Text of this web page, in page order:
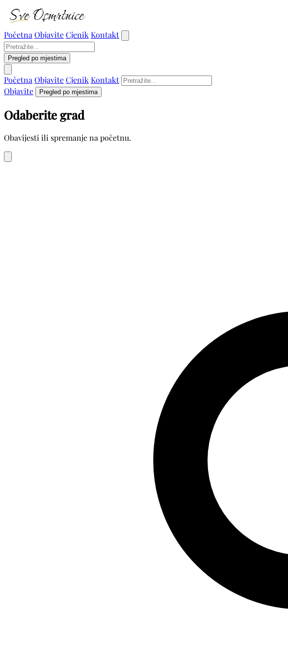
Početna ObjaviteCjenik Kontakt
Pregled po mjestima
Početna ObjaviteCjenik Kontakt
Objavite
Pregled po mjestima
Odaberite grad
Obavijesti ili spremanje na početnu.